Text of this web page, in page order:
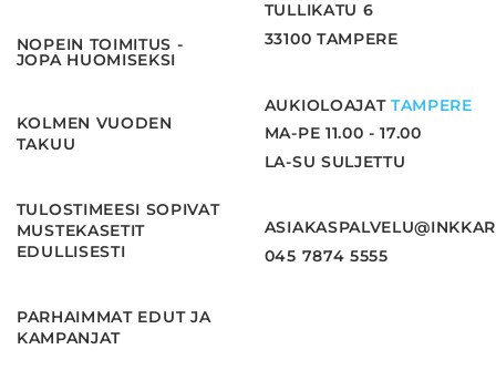
NOPEIN TOIMITUS -
JOPA HUOMISEKSI
KOLMEN VUODEN
TAKUU
TULOSTIMEESI SOPIVAT
MUSTEKASETIT
EDULLISESTI
PARHAIMMAT EDUT JA
KAMPANJAT
TULLIKATU 6
33100 TAMPERE
AUKIOLOAJAT TAMPERE
MA-PE 11.00 - 17.00
LA-SU SULJETTU
045 7874 5555